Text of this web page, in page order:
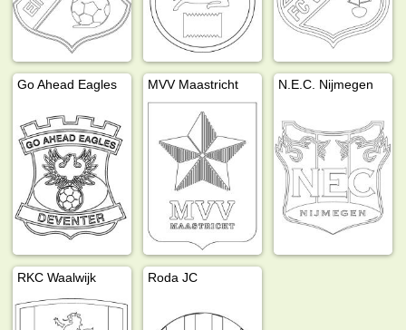
Go Ahead Eagles MVV Maastricht N.E.C. Nijmegen
RKC Waalwijk Roda JC